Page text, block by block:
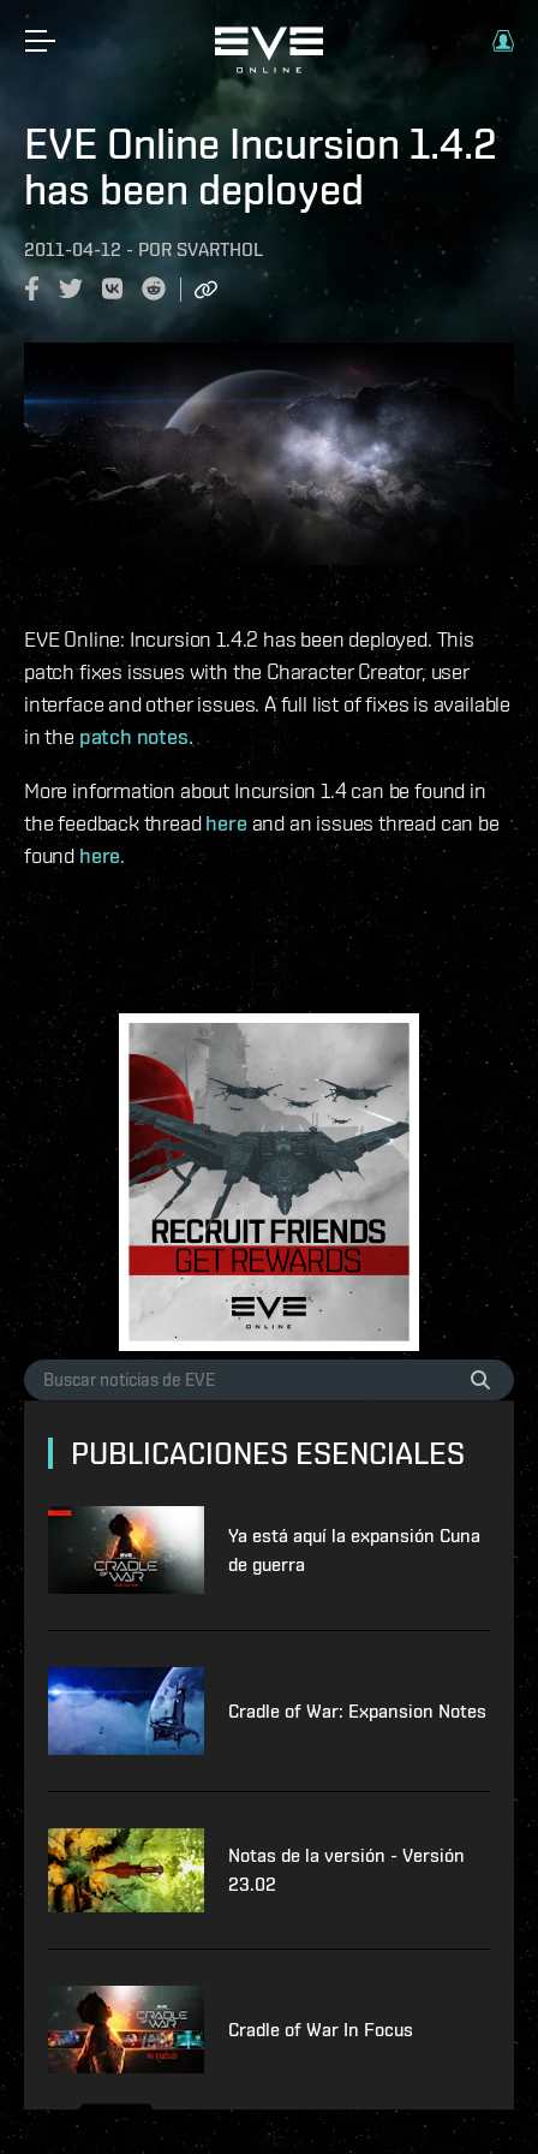
EVE Online Incursion 1.4.2
has been deployed
2011-04-12 - POR SVARTHOL
EVE Online: Incursion 1.4.2 has been deployed. This
patch fixes issues with the Character Creator, user
interface and other issues. A full list of fixes is available
in the patch notes.
More information about Incursion 1.4 can be found in
the feedback threadhere and an issues thread can be
found here.
PUBLICACIONES ESENCIALES
Ya está aquí la expansión Cuna
de guerra
Cradle of War: Expansion Notes
Notas de la versión - Versión
23.02
Cradle of War In Focus